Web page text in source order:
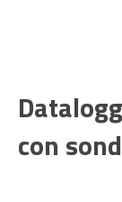
con